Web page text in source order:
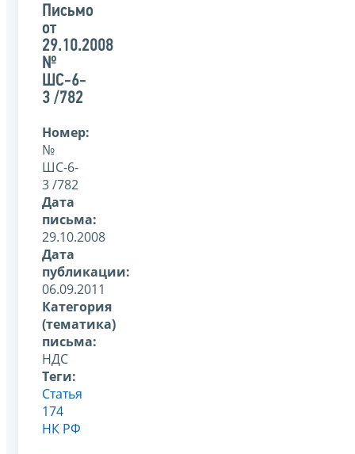
органом
письма
Письмо
от
29.10.2008
№
ШС-6-
3 /782
Номер:
№
ШС-6-
3 /782
Дата
письма:
29.10.2008
Дата
публикации:
06.09.2011
Категория
(тематика)
письма:
НДС
Теги:
Статья
174
НК РФ